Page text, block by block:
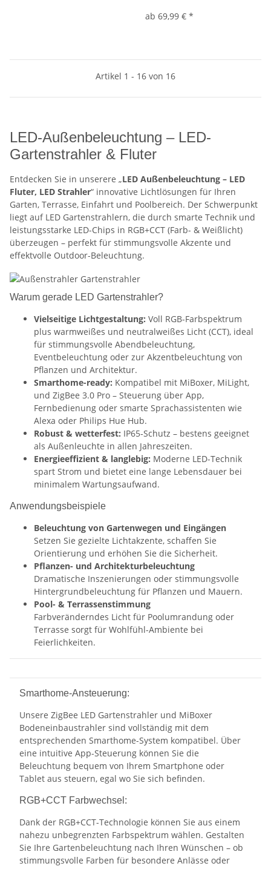
ab 69,99 € *
Artikel 1 - 16 von 16
LED-Außenbeleuchtung – LED-
Gartenstrahler & Fluter
Entdecken Sie in unserere „LED Außenbeleuchtung – LED
Fluter, LED Strahler“ innovative Lichtlösungen für Ihren
Garten, Terrasse, Einfahrt und Poolbereich. Der Schwerpunkt
liegt auf LED Gartenstrahlern, die durch smarte Technik und
leistungsstarke LED-Chips in RGB+CCT (Farb- & Weißlicht)
überzeugen – perfekt für stimmungsvolle Akzente und
effektvolle Outdoor-Beleuchtung.
Warum gerade LED Gartenstrahler?
Vielseitige Lichtgestaltung: Voll RGB-Farbspektrum
plus warmweißes und neutralweißes Licht (CCT), ideal
für stimmungsvolle Abendbeleuchtung,
Eventbeleuchtung oder zur Akzentbeleuchtung von
Pflanzen und Architektur.
Smarthome-ready: Kompatibel mit MiBoxer, MiLight,
und ZigBee 3.0 Pro – Steuerung über App,
Fernbedienung oder smarte Sprachassistenten wie
Alexa oder Philips Hue Hub.
Robust & wetterfest: IP65‑Schutz – bestens geeignet
als Außenleuchte in allen Jahreszeiten.
Energieeffizient & langlebig: Moderne LED-Technik
spart Strom und bietet eine lange Lebensdauer bei
minimalem Wartungsaufwand.
Anwendungsbeispiele
Beleuchtung von Gartenwegen und Eingängen
Setzen Sie gezielte Lichtakzente, schaffen Sie
Orientierung und erhöhen Sie die Sicherheit.
Pflanzen- und Architekturbeleuchtung
Dramatische Inszenierungen oder stimmungsvolle
Hintergrundbeleuchtung für Pflanzen und Mauern.
Pool- & Terrassenstimmung
Farbveränderndes Licht für Poolumrandung oder
Terrasse sorgt für Wohlfühl-Ambiente bei
Feierlichkeiten.
Smarthome-Ansteuerung:
Unsere ZigBee LED Gartenstrahler und MiBoxer
Bodeneinbaustrahler sind vollständig mit dem
entsprechenden Smarthome-System kompatibel. Über
eine intuitive App-Steuerung können Sie die
Beleuchtung bequem von Ihrem Smartphone oder
Tablet aus steuern, egal wo Sie sich befinden.
RGB+CCT Farbwechsel:
Dank der RGB+CCT-Technologie können Sie aus einem
nahezu unbegrenzten Farbspektrum wählen. Gestalten
Sie Ihre Gartenbeleuchtung nach Ihren Wünschen – ob
stimmungsvolle Farben für besondere Anlässe oder